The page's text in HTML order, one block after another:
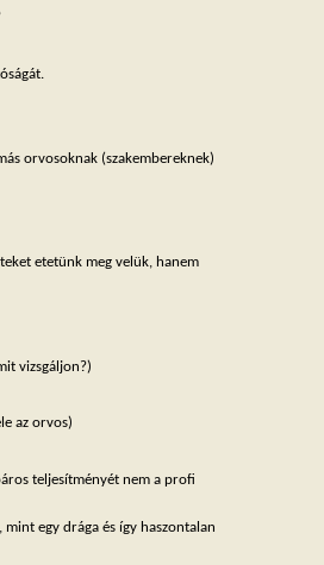
orvosoknak (szakembereknek)
etetünk meg velük, hanem
vizsgáljon?)
az orvos)
teljesítményét nem a profi
egy drága és így haszontalan